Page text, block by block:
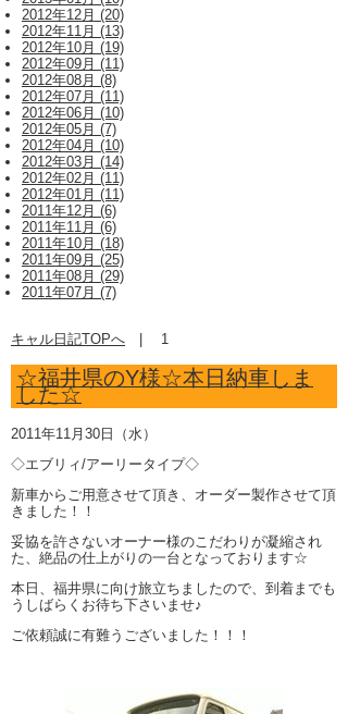
2012年12月 (20)
2012年11月 (13)
2012年10月 (19)
2012年09月 (11)
2012年08月 (8)
2012年07月 (11)
2012年06月 (10)
2012年05月 (7)
2012年04月 (10)
2012年03月 (14)
2012年02月 (11)
2012年01月 (11)
2011年12月 (6)
2011年11月 (6)
2011年10月 (18)
2011年09月 (25)
2011年08月 (29)
2011年07月 (7)
キャル日記TOPへ | 1
☆福井県のY様☆本日納車しま
した☆
2011年11月30日（水）
◇エブリィ/アーリータイプ◇
新車からご用意させて頂き、オーダー製作させて頂
きました！！
妥協を許さないオーナー様のこだわりが凝縮され
た、絶品の仕上がりの一台となっております☆
本日、福井県に向け旅立ちましたので、到着までも
うしばらくお待ち下さいませ♪
ご依頼誠に有難うございました！！！